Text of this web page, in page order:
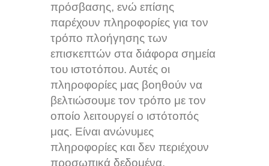
πρόσβασης, ενώ επίσης
παρέχουν πληροφορίες για τον
τρόπο πλοήγησης των
επισκεπτών στα διάφορα σημεία
του ιστοτόπου. Αυτές οι
πληροφορίες μας βοηθούν να
βελτιώσουμε τον τρόπο με τον
οποίο λειτουργεί ο ιστότοπός
μας. Είναι ανώνυμες
πληροφορίες και δεν περιέχουν
προσωπικά δεδομένα.